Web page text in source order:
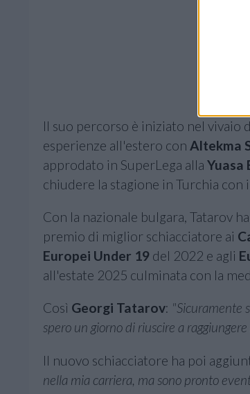
Il suo percorso è iniziato nel vivaio
esperienze all'estero con Altekma
approdato in SuperLega alla
chiudere la stagione in Turchia con
Con la nazionale bulgara, Tatarov
premio di miglior schiacciatore ai
Europei Under 19 del 2022 e agli
all'estate 2025 culminata con la
Così Georgi Tatarov: "Sicuramente
spero un giorno di riuscire a
Il nuovo schiacciatore ha poi
nella mia carriera, ma sono pronto